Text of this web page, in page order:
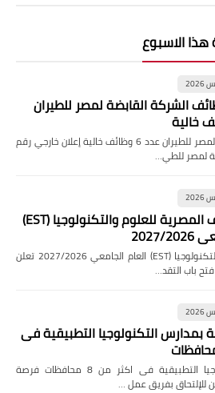
الاسبوع
الشركة القابضة لمصر للطيران
بالتعاقد وظائف الشركة القابضة لمصر للطيران عدد 6 وظائف خالية إعلان خارجي رقم
إعلان وظائف المصرية للعلوم والتكنولوجيا (EST)
إعلان وظائف المصرية للعلوم والتكنولوجيا (EST) العام الجامعي 2027/2026 تعلن
باب التقد…
بمدارس التكنولوجيا التطبيقية فى
وظائف خالية بمدارس التكنولوجيا التطبيقية فى اكثر من 8 محافظات فرصة
للإلتحاق بفريق عمل …